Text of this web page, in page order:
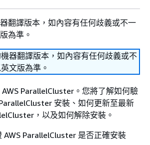
翻譯版本，如內容有任何歧義或不一
為準。
器翻譯版本，如內容有任何歧義或不
文版為準。
ParallelCluster。您將了解如何驗
安裝、如何更新至最新
，以及如何解除安裝。
AWS ParallelCluster 是否正確安裝